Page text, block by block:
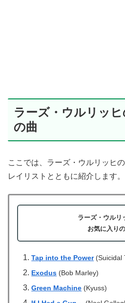
ラーズ・ウルリッヒ
の曲
ここでは、ラーズ・ウルリッヒの
レイリストとともに紹介します。
ラーズ・ウルリ
お気に入り
Tap into the Power(Suicidal
Exodus (Bob Marley)
Green Machine (Kyuss)